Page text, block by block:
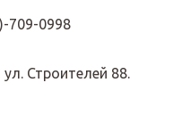
709-0998
Строителей 88.